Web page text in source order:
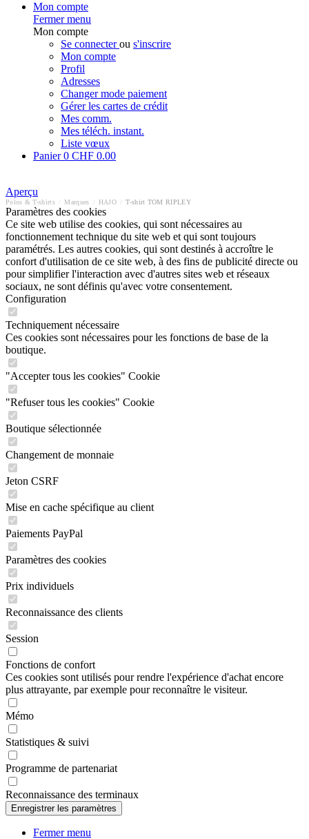
Mon compte
Fermer menu
Mon compte
Se connecterou s'inscrire
Mon compte
Profil
Adresses
Changer mode paiement
Gérer les cartes de crédit
Mes comm.
Mes téléch. instant.
Liste vœux
Panier0 CHF 0.00
Aperçu
Polos & T-shirts Marques HAJO T-shirt TOM RIPLEY
Paramètres des cookies
Ce site web utilise des cookies, qui sont nécessaires au
fonctionnement technique du site web et qui sont toujours
paramétrés. Les autres cookies, qui sont destinés à accroître le
confort d'utilisation de ce site web, à des fins de publicité directe ou
pour simplifier l'interaction avec d'autres sites web et réseaux
sociaux, ne sont définis qu'avec votre consentement.
Configuration
Techniquement nécessaire
Ces cookies sont nécessaires pour les fonctions de base de la
boutique.
"Accepter tous les cookies" Cookie
"Refuser tous les cookies" Cookie
Boutique sélectionnée
Changement de monnaie
Jeton CSRF
Mise en cache spécifique au client
Paiements PayPal
Paramètres des cookies
Prix individuels
Reconnaissance des clients
Session
Fonctions de confort
Ces cookies sont utilisés pour rendre l'expérience d'achat encore
plus attrayante, par exemple pour reconnaître le visiteur.
Mémo
Statistiques & suivi
Programme de partenariat
Reconnaissance des terminaux
Fermer menu